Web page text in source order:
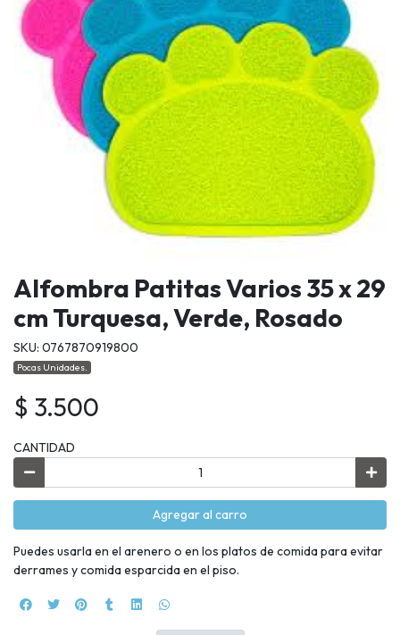
Alfombra Patitas Varios 35 x 29
cm Turquesa, Verde, Rosado
SKU: 0767870919800
Pocas Unidades.
$ 3.500
CANTIDAD
Agregar al carro
Puedes usarla en el arenero o en los platos de comida para evitar
derrames y comida esparcida en el piso.